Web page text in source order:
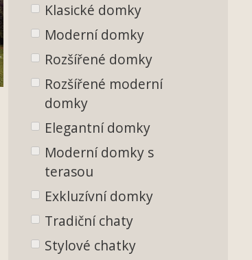
Klasické domky
Moderní domky
Rozšířené domky
Rozšířené moderní
domky
Elegantní domky
Moderní domky s
terasou
Exkluzívní domky
Tradiční chaty
Stylové chatky